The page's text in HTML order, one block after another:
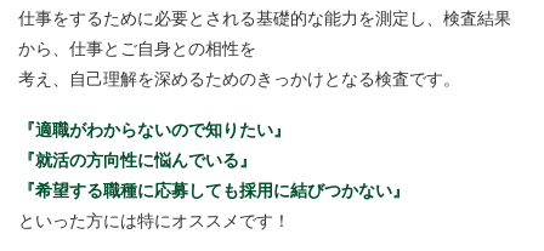
仕事をするために必要とされる基礎的な能力を測定し、検査結果
から、仕事とご自身との相性を
考え、自己理解を深めるためのきっかけとなる検査です。
『適職がわからないので知りたい』
『就活の方向性に悩んでいる』
『希望する職種に応募しても採用に結びつかない』
といった方には特にオススメです！